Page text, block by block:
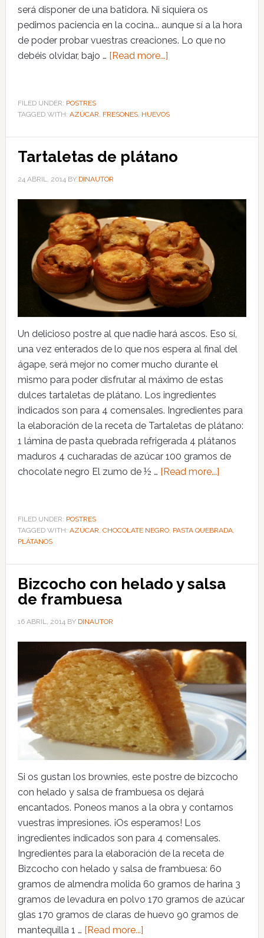
será disponer de una batidora. Ni siquiera os
pedimos paciencia en la cocina... aunque sí a la hora
de poder probar vuestras creaciones. Lo que no
debéis olvidar, bajo … [Read more...]
FILED UNDER: POSTRES
TAGGED WITH: AZÚCAR, FRESONES, HUEVOS
Tartaletas de plátano
24 ABRIL, 2014BY DINAUTOR
Un delicioso postre al que nadie hará ascos. Eso sí,
una vez enterados de lo que nos espera al final del
ágape, será mejor no comer mucho durante el
mismo para poder disfrutar al máximo de estas
dulces tartaletas de plátano. Los ingredientes
indicados son para 4 comensales. Ingredientes para
la elaboración de la receta de Tartaletas de plátano:
1 lámina de pasta quebrada refrigerada 4 plátanos
maduros 4 cucharadas de azúcar 100 gramos de
chocolate negro El zumo de ½ … [Read more...]
FILED UNDER: POSTRES
TAGGED WITH: AZÚCAR, CHOCOLATE NEGRO, PASTA QUEBRADA,
PLÁTANOS
Bizcocho con helado y salsa
de frambuesa
16 ABRIL, 2014BY DINAUTOR
Si os gustan los brownies, este postre de bizcocho
con helado y salsa de frambuesa os dejará
encantados. Poneos manos a la obra y contarnos
vuestras impresiones. ¡Os esperamos! Los
ingredientes indicados son para 4 comensales.
Ingredientes para la elaboración de la receta de
Bizcocho con helado y salsa de frambuesa: 60
gramos de almendra molida 60 gramos de harina 3
gramos de levadura en polvo 170 gramos de azúcar
glas 170 gramos de claras de huevo 90 gramos de
mantequilla 1 … [Read more...]